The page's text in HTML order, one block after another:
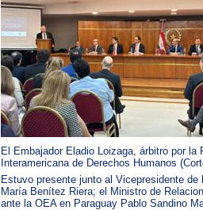
El Embajador Eladio Loizaga, árbitro por
Interamericana de Derechos Humanos
Estuvo presente junto al Vicepresidente
María Benítez Riera; el Ministro de
ante la OEA en Paraguay Pablo Sandino